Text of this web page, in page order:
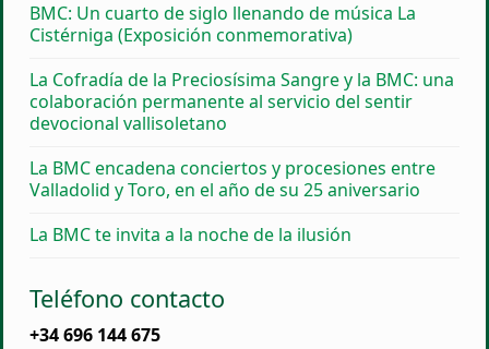
BMC: Un cuarto de siglo llenando de música La
Cistérniga (Exposición conmemorativa)
La Cofradía de la Preciosísima Sangre y la BMC: una
colaboración permanente al servicio del sentir
devocional vallisoletano
La BMC encadena conciertos y procesiones entre
Valladolid y Toro, en el año de su 25 aniversario
La BMC te invita a la noche de la ilusión
Teléfono contacto
+34 696 144 675